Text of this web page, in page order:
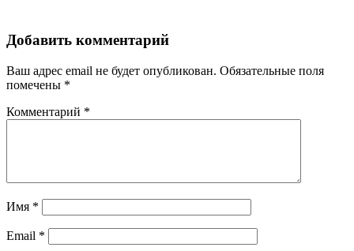
Добавить комментарий
Ваш адрес email не будет опубликован. Обязательные поля
помечены *
Комментарий *
Имя *
Email *